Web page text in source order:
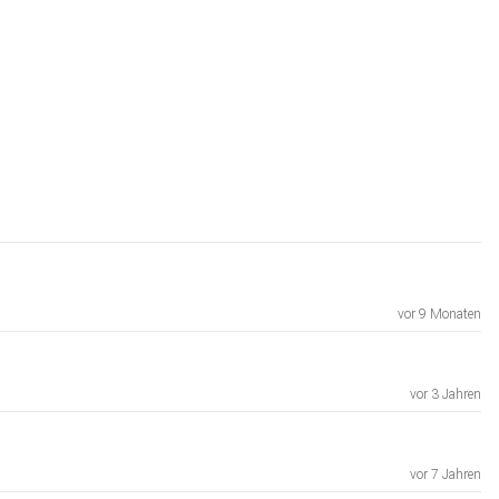
vor 9 Monaten
vor 3 Jahren
vor 7 Jahren